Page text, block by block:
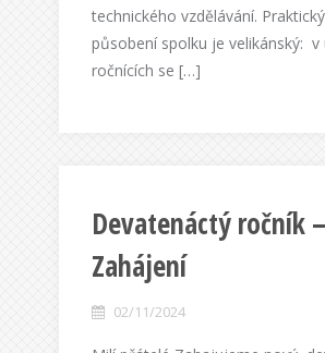
technického vzdělávání.
působení spolku je velikánský: v
ročnících se […]
Devatenáctý ročník –
Zahájení
02/11/2024